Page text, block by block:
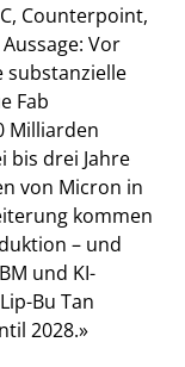
Counterpoint,
Vor
substanzielle
Fab
Milliarden
bis drei Jahre
von Micron in
kommen
– und
und KI-
Bu Tan
2028.»